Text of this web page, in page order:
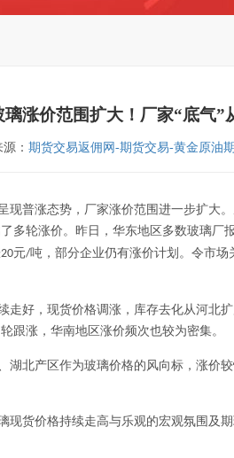
璃涨价范围扩大！厂家“底气”
： 期货交易返佣网-期货交易-黄金原油
现普涨态势，厂家涨价范围进一步扩大
多轮涨价。昨日，华东地区多数玻璃厂
20元/吨，部分企业仍有涨价计划。令市
走好，现货价格调涨，库存去化从河北
跟涨，华南地区涨价频次也较为密集。
湖北产区作为玻璃价格的风向标，涨价
现货价格持续走高与乐观的宏观氛围及